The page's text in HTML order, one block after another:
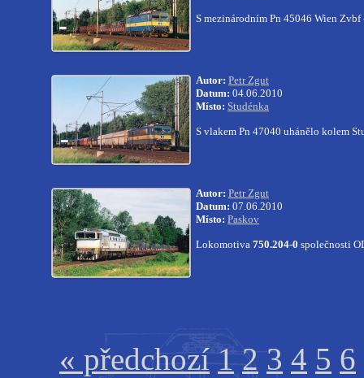
S mezinárodním Pn 45046 Wien
Autor: Petr Zgut
Datum: 04.06.2010
Místo: Studénka
S vlakem Pn 47040 uhánělo kolem
Autor: Petr Zgut
Datum: 07.06.2010
Místo: Paskov
Lokomotiva 750.204-0 společnosti
« předchozí 1 2 3 4 5 6